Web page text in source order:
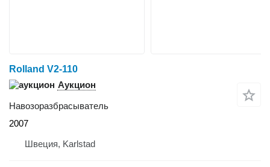
Rolland V2-110
Аукцион
Навозоразбрасыватель
2007
Швеция, Karlstad